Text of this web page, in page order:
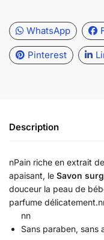
WhatsApp
Pinterest
Description
nPain riche en extrait
apaisant, le Savon
douceur la peau de
parfume
nn
Sans paraben, sans